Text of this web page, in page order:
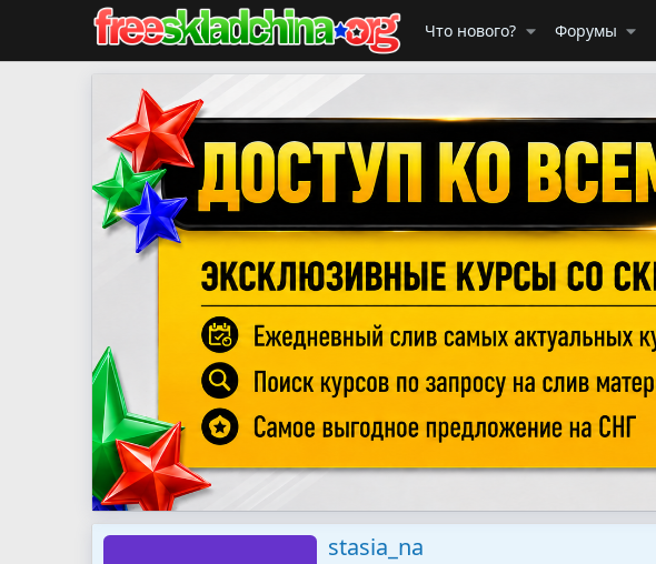
Что нового? Форумы
stasia_na